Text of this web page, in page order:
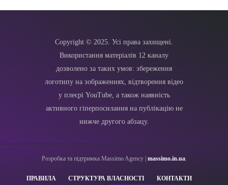
Copyright © 2025. Усі права захищені.
Використання матеріалів 12 каналу
дозволено за таких умов: збереження
логотипу на зображеннях, відтворення відео
у плеєрі YouTube, а також наявність
активного гіперпосилання на публікацію не
нижче другого абзацу.
Розробка та підтримка Massimo Agency | massimo.in.ua.
ПРАВИЛА СТРУКТУРА ВЛАСНОСТІ КОНТАКТИ